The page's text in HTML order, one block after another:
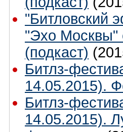
"Битловский
"Эхо Москвы"
(подкаст)
Битлз-
14.05.2015).
Битлз-
14.05.2015).